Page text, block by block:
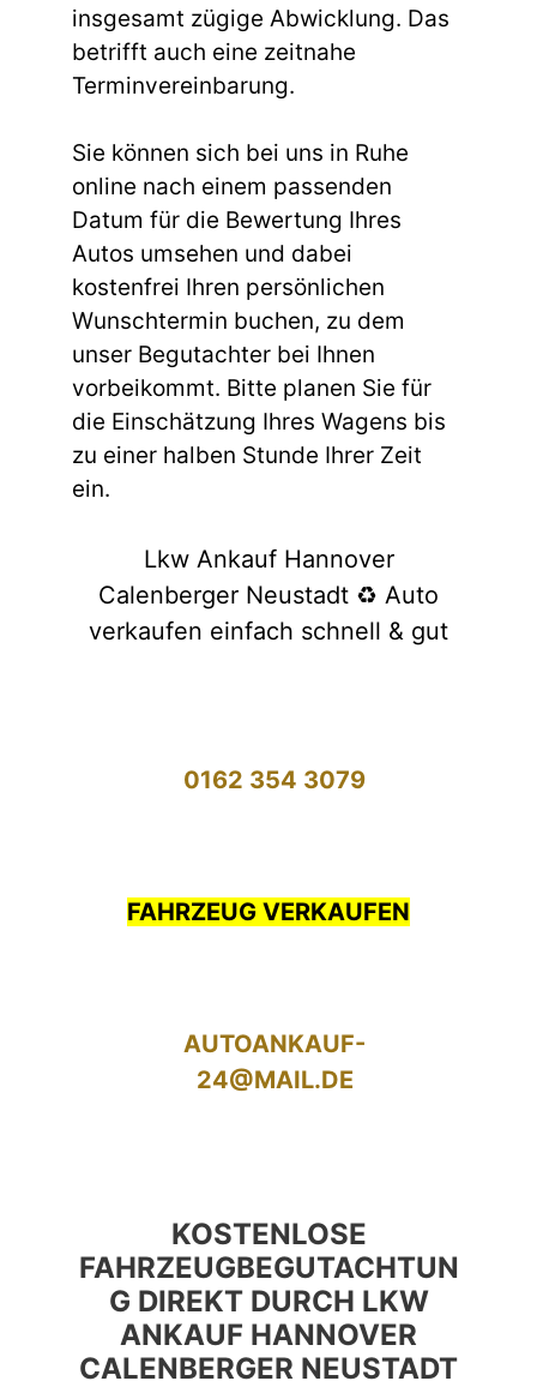
insgesamt zügige Abwicklung. Das
betrifft auch eine zeitnahe
Terminvereinbarung.
Sie können sich bei uns in Ruhe
online nach einem passenden
Datum für die Bewertung Ihres
Autos umsehen und dabei
kostenfrei Ihren persönlichen
Wunschtermin buchen, zu dem
unser Begutachter bei Ihnen
vorbeikommt. Bitte planen Sie für
die Einschätzung Ihres Wagens bis
zu einer halben Stunde Ihrer Zeit
ein.
Lkw Ankauf Hannover
Calenberger Neustadt ♻️ Auto
verkaufen einfach schnell & gut
0162 354 3079
FAHRZEUG VERKAUFEN
AUTOANKAUF-
24@MAIL.DE
KOSTENLOSE
FAHRZEUGBEGUTACHTUN
G DIREKT DURCH LKW
ANKAUF HANNOVER
CALENBERGER NEUSTADT